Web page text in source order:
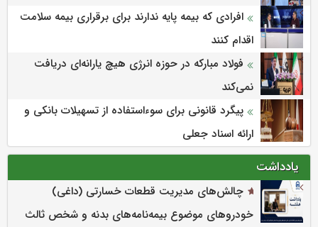
افرادی که بیمه پایه ندارند برای برقراری بیمه سلامت
اقدام کنند
فولاد مبارکه در حوزه انرژی هیچ یارانه‌ای دریافت
نمی‌کند
پیگرد قانونی برای سوءاستفاده از تسهیلات بانکی و
ارائه اسناد جعلی
یادداشت
چالش‌های مدیریت قطعات خسارتی (داغی)
خودروهای موضوع بیمه‌نامه‌های بدنه و شخص ثالث